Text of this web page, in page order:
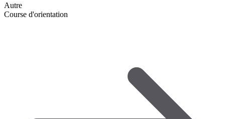
Autre
Course d'orientation